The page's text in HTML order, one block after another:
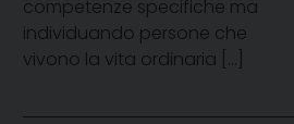
competenze specifiche ma
individuando persone che
vivono la vita ordinaria […]